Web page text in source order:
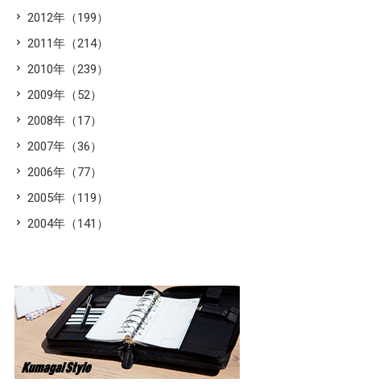
2012年（199）
2011年（214）
2010年（239）
2009年（52）
2008年（17）
2007年（36）
2006年（77）
2005年（119）
2004年（141）